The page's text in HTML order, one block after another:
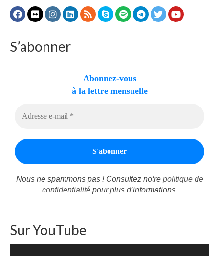
S’abonner
Abonnez-vous
à la lettre mensuelle
Nous ne spammons pas ! Consultez notre politique de
confidentialitépour plus d’informations.
Sur YouTube